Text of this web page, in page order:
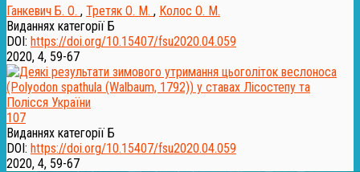
Ганкевич Б. О. , Третяк О. М. , Колос О. М.
Виданнях категорії Б
DOI: https://doi.org/10.15407/fsu2020.04.059
2020, 4, 59-67
107
Виданнях категорії Б
DOI: https://doi.org/10.15407/fsu2020.04.059
2020, 4, 59-67